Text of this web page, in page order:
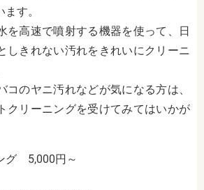
す。
を高速で噴射する機器を使って、日
しきれない汚れをきれいにクリーニ
コのヤニ汚れなどが気になる方は、
クリーニングを受けてみてはいかが
グ 5,000円～